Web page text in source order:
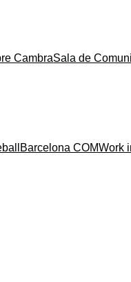
CambraSala de
Barcelona COMWork